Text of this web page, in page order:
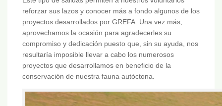
reforzar sus lazos y conocer más a fondo algunos de los
proyectos desarrollados por GREFA. Una vez más,
aprovechamos la ocasión para agradecerles su
compromiso y dedicación puesto que, sin su ayuda, nos
resultaría imposible llevar a cabo los numerosos
proyectos que desarrollamos en beneficio de la
conservación de nuestra fauna autóctona.